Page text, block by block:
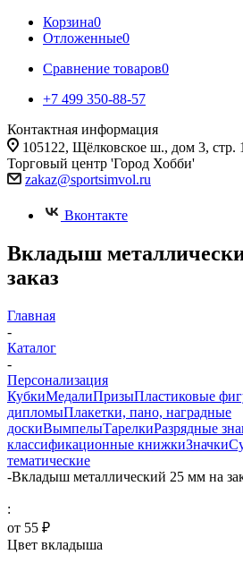
Корзина0
Отложенные0
Сравнение товаров0
+7 499 350-88-57
Контактная информация
105122, Щёлковское ш., дом 3, стр.
Торговый центр 'Город Хобби'
zakaz@sportsimvol.ru
Вконтакте
Вкладыш
заказ
Главная
-
Каталог
-
Персонализация
КубкиМедалиПризыПластиковые
дипломыПлакетки, пано, наградные
доскиВымпелыТарелкиРазрядные
классификационные книжкиЗначки
тематические
-Вкладыш металлический 25 мм на
:
от 55 ₽
Цвет вкладыша